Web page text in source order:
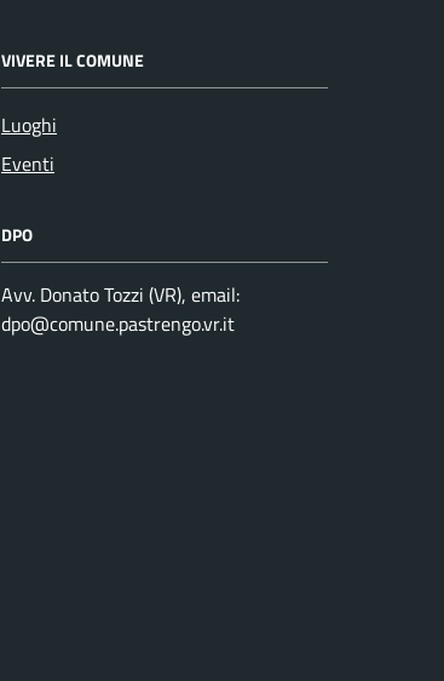
VIVERE IL COMUNE
Luoghi
Eventi
DPO
Avv. Donato Tozzi (VR), email:
dpo@comune.pastrengo.vr.it